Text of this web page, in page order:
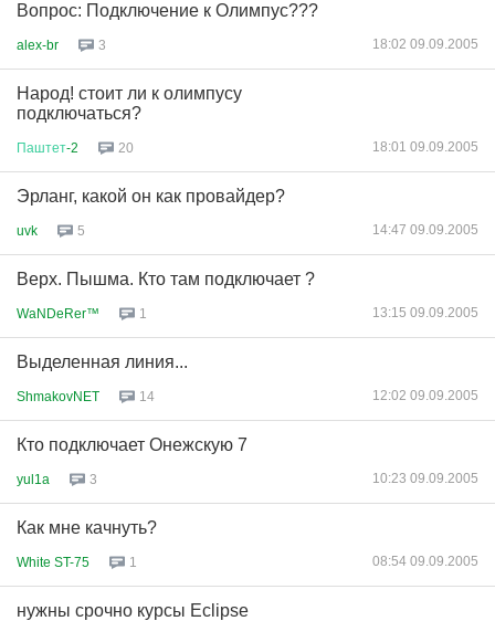
Вопрос: Подключение к Олимпус???
alex-br 3 18:02 09.09.2005
Народ! стоит ли к олимпусу
подключаться?
Паштет-2 20 18:01 09.09.2005
Эрланг, какой он как провайдер?
uvk 5 14:47 09.09.2005
Верх. Пышма. Кто там подключает ?
WaNDeRer™ 1 13:15 09.09.2005
Выделенная линия...
ShmakovNET 14 12:02 09.09.2005
Кто подключает Онежскую 7
yul1a 3 10:23 09.09.2005
Как мне качнуть?
White ST-75 1 08:54 09.09.2005
нужны срочно курсы Eclipse